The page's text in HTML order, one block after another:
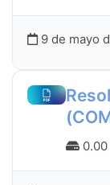
9 de mayo
0.00